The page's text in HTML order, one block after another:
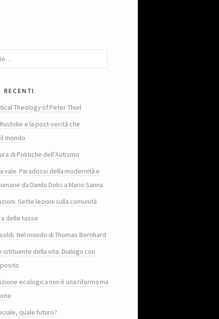
Theology of Peter Thiel
e la post-verità che
mondo
di Politiche dell’Autismo
vale. Paradossi della modernità e
da Danilo Dolci a Mario Sanna
Sette lezioni sulla comunità
delle tasse
Nel mondo di Thomas Bernhard
istituente della vita. Dialogo con
ecologica non è una riforma ma
quale futuro?